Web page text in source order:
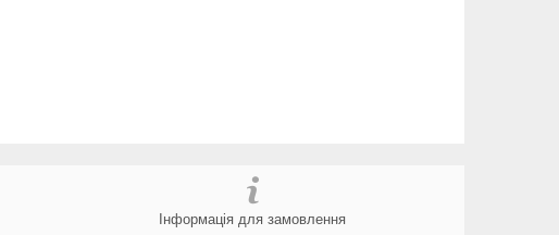
Інформація для замовлення